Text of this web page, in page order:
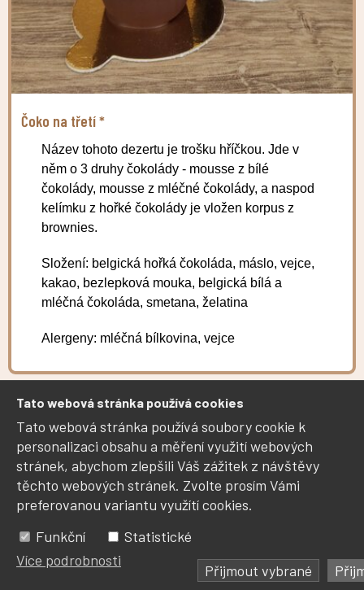
Čoko na třetí *
Název tohoto dezertu je trošku hříčkou. Jde v
něm o 3 druhy čokolády - mousse z bílé
čokolády, mousse z mléčné čokolády, a naspod
kelímku z hořké čokolády je vložen korpus z
brownies.
Složení: belgická hořká čokoláda, máslo, vejce,
kakao, bezlepková mouka, belgická bílá a
mléčná čokoláda, smetana, želatina
Alergeny: mléčná bílkovina, vejce
Tato webová stránka používá cookies
Tato webová stránka používá soubory cookie k
personalizaci obsahu a měření využití webových
stránek, abychom zlepšili Váš zážitek z návštěvy
těchto webových stránek. Zvolte prosím Vámi
preferovanou variantu využítí cookies.
Funkční
Statistické
Více podrobnosti
Přijmout vybrané